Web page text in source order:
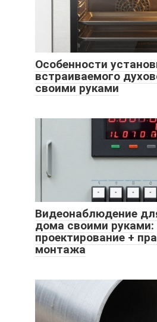
Особенности
встраиваемого
своими руками
Видеонаблюдение
дома своими руками:
проектирование +
монтажа